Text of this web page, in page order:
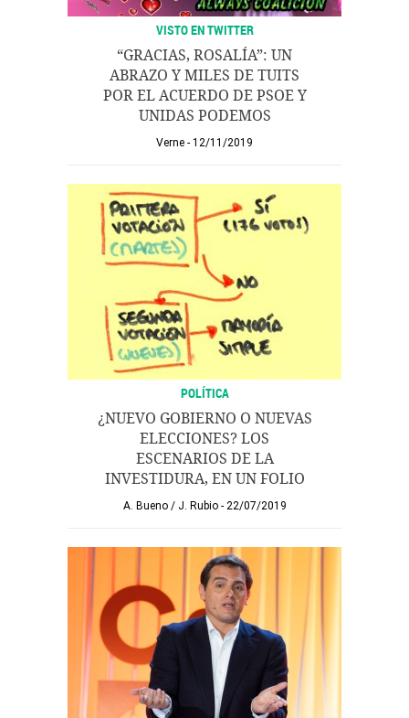
VISTO EN TWITTER
“GRACIAS, ROSALÍA”: UN
ABRAZO Y MILES DE TUITS
POR EL ACUERDO DE PSOE Y
UNIDAS PODEMOS
Verne 12/11/2019
POLÍTICA
¿NUEVO GOBIERNO O NUEVAS
ELECCIONES? LOS
ESCENARIOS DE LA
INVESTIDURA, EN UN FOLIO
A. Bueno/ J. Rubio 22/07/2019